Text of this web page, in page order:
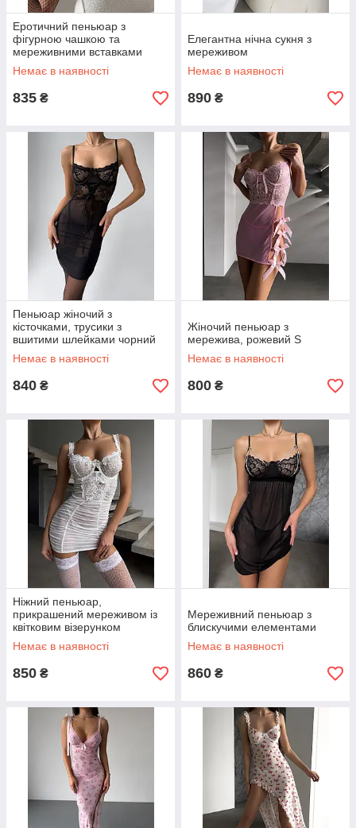
Еротичний пеньюар з
фігурною чашкою та
мереживними вставками
Немає в наявності
835 ₴
Елегантна нічна сукня з
мереживом
Немає в наявності
890 ₴
Пеньюар жіночий з
кісточками, трусики з
вшитими шлейками чорний
Немає в наявності
840 ₴
Жіночий пеньюар з
мережива, рожевий S
Немає в наявності
800 ₴
Ніжний пеньюар,
прикрашений мереживом із
квітковим візерунком
Немає в наявності
850 ₴
Мереживний пеньюар з
блискучими елементами
Немає в наявності
860 ₴